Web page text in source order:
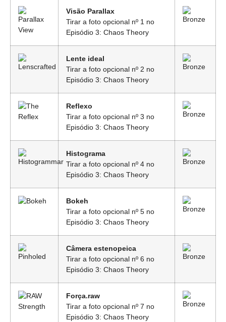
Visão Parallax
Tirar a foto opcional nº 1 no
Episódio 3: Chaos Theory
Lente ideal
Tirar a foto opcional nº 2 no
Episódio 3: Chaos Theory
Reflexo
Tirar a foto opcional nº 3 no
Episódio 3: Chaos Theory
Histograma
Tirar a foto opcional nº 4 no
Episódio 3: Chaos Theory
Bokeh
Tirar a foto opcional nº 5 no
Episódio 3: Chaos Theory
Câmera estenopeica
Tirar a foto opcional nº 6 no
Episódio 3: Chaos Theory
Força.raw
Tirar a foto opcional nº 7 no
Episódio 3: Chaos Theory